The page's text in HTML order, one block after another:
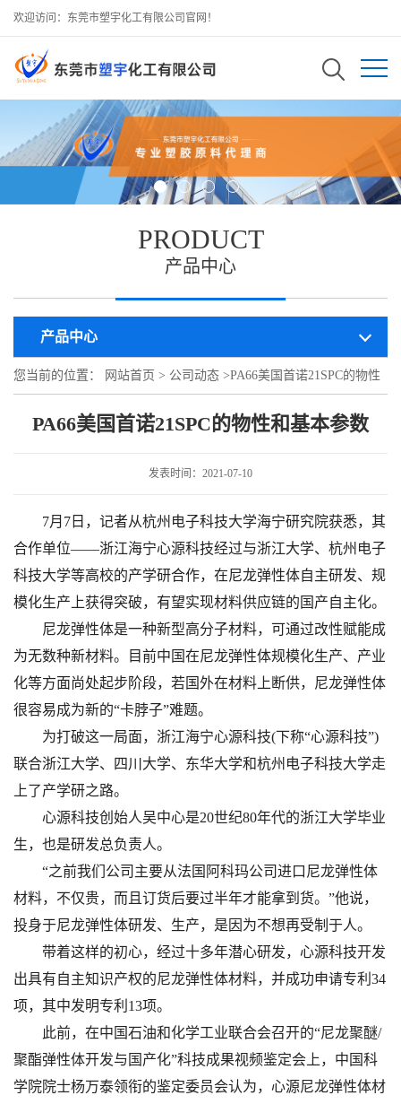
欢迎访问：东莞市塑宇化工有限公司官网！
PRODUCT
产品中心
产品中心
您当前的位置： 网站首页 > 公司动态 >PA66美国首诺21SPC的物性
PA66美国首诺21SPC的物性和基本参数
发表时间：2021-07-10
7月7日，记者从杭州电子科技大学海宁研究院获悉，其
合作单位——浙江海宁心源科技经过与浙江大学、杭州电子
科技大学等高校的产学研合作，在尼龙弹性体自主研发、规
模化生产上获得突破，有望实现材料供应链的国产自主化。
尼龙弹性体是一种新型高分子材料，可通过改性赋能成
为无数种新材料。目前中国在尼龙弹性体规模化生产、产业
化等方面尚处起步阶段，若国外在材料上断供，尼龙弹性体
很容易成为新的“卡脖子”难题。
为打破这一局面，浙江海宁心源科技(下称“心源科技”)
联合浙江大学、四川大学、东华大学和杭州电子科技大学走
上了产学研之路。
心源科技创始人吴中心是20世纪80年代的浙江大学毕业
生，也是研发总负责人。
“之前我们公司主要从法国阿科玛公司进口尼龙弹性体
材料，不仅贵，而且订货后要过半年才能拿到货。”他说，
投身于尼龙弹性体研发、生产，是因为不想再受制于人。
带着这样的初心，经过十多年潜心研发，心源科技开发
出具有自主知识产权的尼龙弹性体材料，并成功申请专利34
项，其中发明专利13项。
此前，在中国石油和化学工业联合会召开的“尼龙聚醚/
聚酯弹性体开发与国产化”科技成果视频鉴定会上，中国科
学院院士杨万泰领衔的鉴定委员会认为，心源尼龙弹性体材